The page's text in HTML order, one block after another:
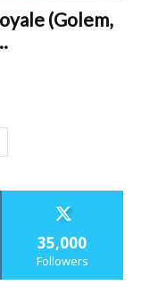
(Golem,
35,000
Followers